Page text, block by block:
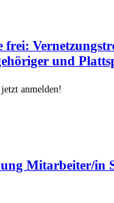
frei:
und
anmelden!
Mitarbeiter/in